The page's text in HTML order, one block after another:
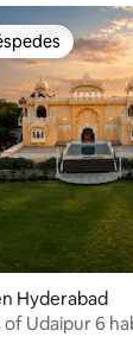
Hyderabad
Udaipur 6